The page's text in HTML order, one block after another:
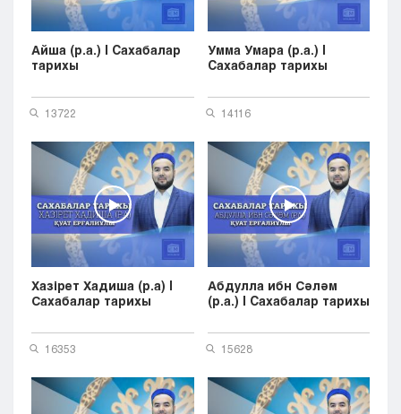
Айша (р.а.) | Cахабалар
тарихы
13722
Умма Умара (р.а.) |
Cахабалар тарихы
14116
Хазірет Хадиша (р.а) |
Сахабалар тарихы
16353
Абдулла ибн Сәләм
(р.а.) | Cахабалар тарихы
15628